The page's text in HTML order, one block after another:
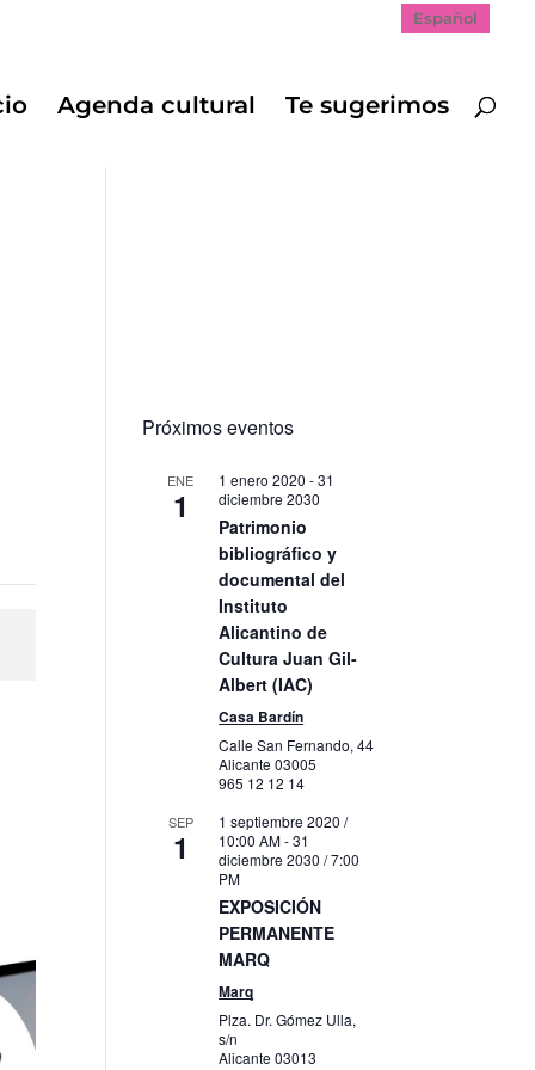
Español
Agenda cultural Te sugerimos
Próximos eventos
ENE
1
1 enero 2020 -31
diciembre 2030
Patrimonio
bibliográfico y
documental del
Instituto
Alicantino de
Cultura Juan Gil-
Albert (IAC)
Casa Bardín
Calle San Fernando, 44
Alicante03005
965 12 12 14
SEP
1
1 septiembre 2020 /
10:00 AM-31
diciembre 2030 / 7:00
PM
EXPOSICIÓN
PERMANENTE
MARQ
Marq
Plza. Dr. Gómez Ulla,
s/n
Alicante03013